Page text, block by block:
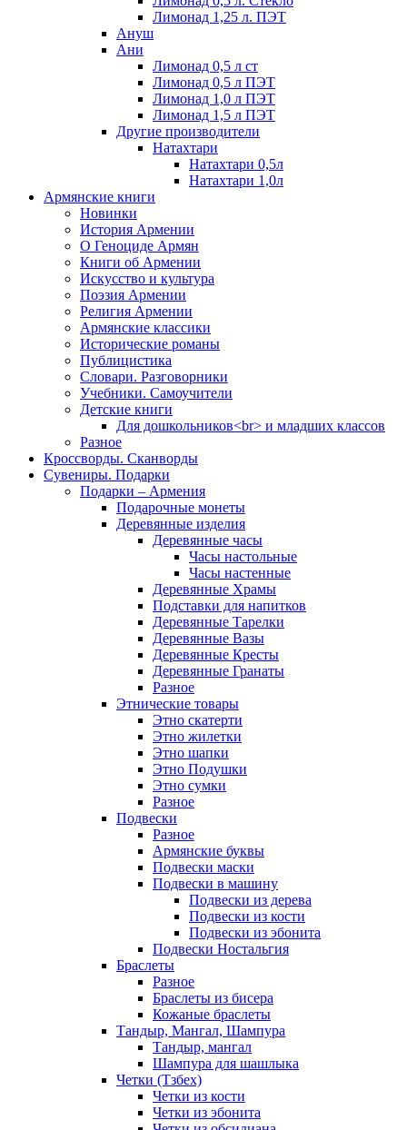
Лимонад 1,25 л. ПЭТ
Ануш
Ани
Лимонад 0,5 л ст
Лимонад 0,5 л ПЭТ
Лимонад 1,0 л ПЭТ
Лимонад 1,5 л ПЭТ
Другие производители
Натахтари
Натахтари 0,5л
Натахтари 1,0л
Армянские книги
Новинки
История Армении
О Геноциде Армян
Книги об Армении
Иcкусство и культура
Поэзия Армении
Религия Армении
Армянские классики
Исторические романы
Публицистика
Словари. Разговорники
Учебники. Самоучители
Детские книги
Для дошкольников<br> и младших классов
Разное
Кроссворды. Сканворды
Сувениры. Подарки
Подарки – Армения
Подарочные монеты
Деревянные изделия
Деревянные часы
Часы настольные
Часы настенные
Деревянные Храмы
Подставки для напитков
Деревянные Тарелки
Деревянные Вазы
Деревянные Кресты
Деревянные Гранаты
Разное
Этнические товары
Этно скатерти
Этно жилетки
Этно шапки
Этно Подушки
Этно сумки
Разное
Подвески
Разное
Армянские буквы
Подвески маски
Подвески в машину
Подвески из дерева
Подвески из кости
Подвески из эбонита
Подвески Ностальгия
Браслеты
Разное
Браслеты из бисера
Кожаные браслеты
Тандыр, Мангал, Шампура
Тандыр, мангал
Шампура для шашлыка
Четки (Тзбех)
Четки из кости
Четки из эбонита